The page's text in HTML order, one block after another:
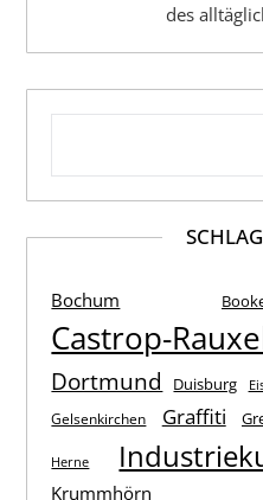
des
Bochum
Castrop-
Dortmund Duisburg
Gelsenkirchen Graffiti
Herne
Krummhörn